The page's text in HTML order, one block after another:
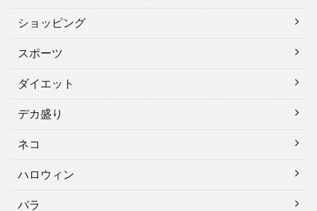
ショッピング
スポーツ
ダイエット
デカ盛り
ネコ
ハロウィン
バラ